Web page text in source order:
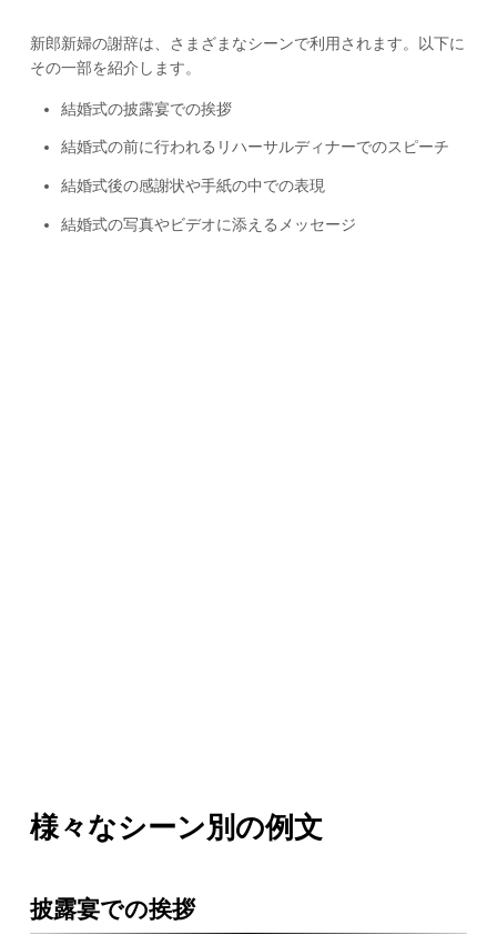
新郎新婦の謝辞は、さまざまなシーンで利用されます。以下に
その一部を紹介します。
結婚式の披露宴での挨拶
結婚式の前に行われるリハーサルディナーでのスピーチ
結婚式後の感謝状や手紙の中での表現
結婚式の写真やビデオに添えるメッセージ
様々なシーン別の例文
披露宴での挨拶